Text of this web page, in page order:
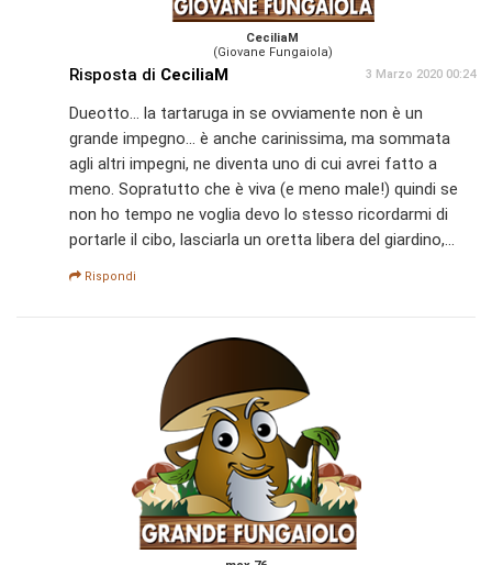
CeciliaM
(Giovane Fungaiola)
Risposta di CeciliaM 3 Marzo 2020 00:24
Dueotto... la tartaruga in se ovviamente non è un
grande impegno... è anche carinissima, ma sommata
agli altri impegni, ne diventa uno di cui avrei fatto a
meno. Sopratutto che è viva (e meno male!) quindi se
non ho tempo ne voglia devo lo stesso ricordarmi di
portarle il cibo, lasciarla un oretta libera del giardino,...
Rispondi